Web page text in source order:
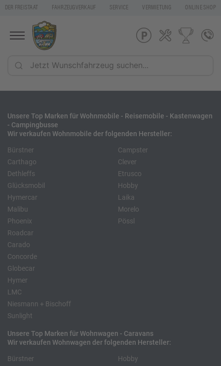
DER FREISTAAT FAHRZEUGVERKAUF SERVICE VERMIETUNG ONLINE SHOP
Unsere Top Marken für Wohnmobile - Reisemobile - Kastenwagen
- Campingbusse
Wir verkaufen Wohnmobile der folgenden Hersteller:
Bürstner
Carthago
Dethleffs
Glücksmobil
Hymercar
Malibu
Phoenix
Roadcar
Campster
Clever
Etrusco
Hobby
Laika
Morelo
Pössl
Carado
Concorde
Globecar
Hymer
LMC
Niesmann + Bischoff
Sunlight
Unsere Top Marken für Wohnwagen - Caravans
Wir verkaufen Wohnwagen der folgenden Hersteller:
Bürstner
Hobby